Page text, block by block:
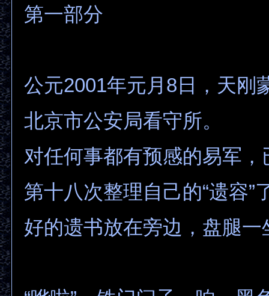
第一部分
公元2001年元月8日，天刚
北京市公安局看守所。
对任何事都有预感的易军，
第十八次整理自己的“遗容”
好的遗书放在旁边，盘腿一